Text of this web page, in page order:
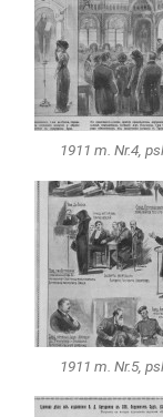
1911 m. Nr.4,
1911 m. Nr.5,